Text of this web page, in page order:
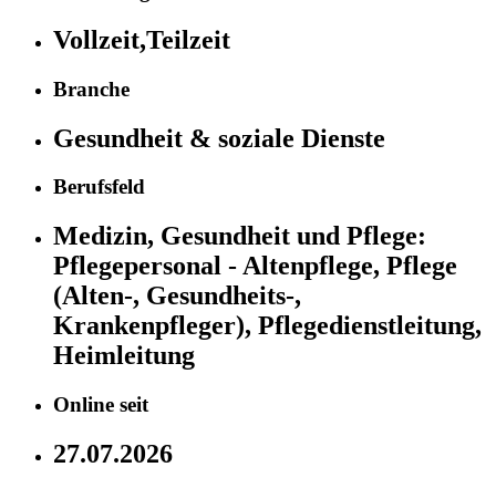
Vollzeit,Teilzeit
Branche
Gesundheit & soziale Dienste
Berufsfeld
Medizin, Gesundheit und Pflege:
Pflegepersonal - Altenpflege, Pflege
(Alten-, Gesundheits-,
Krankenpfleger), Pflegedienstleitung,
Heimleitung
Online seit
27.07.2026